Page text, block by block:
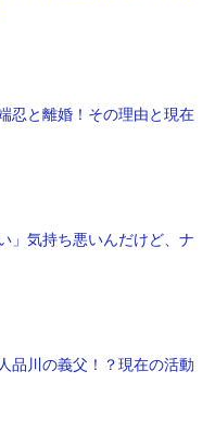
忍と離婚！その理由と現在
」気持ち悪いんだけど、ナ
品川の義父！？現在の活動